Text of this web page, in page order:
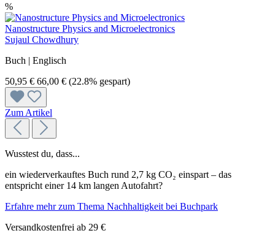
%
Nanostructure Physics and Microelectronics
Sujaul Chowdhury
Buch | Englisch
50,95 € 66,00 € (22.8% gespart)
Zum Artikel
Wusstest du, dass...
ein wiederverkauftes Buch rund 2,7 kg CO₂ einspart – das
entspricht einer 14 km langen Autofahrt?
Erfahre mehr zum Thema Nachhaltigkeit bei Buchpark
Versandkostenfrei ab 29 €